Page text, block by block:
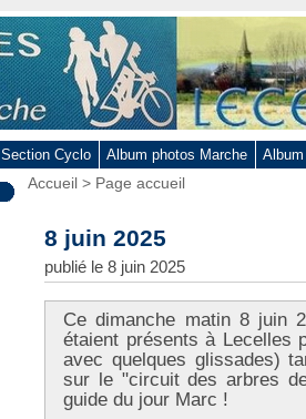
Section Cyclo Album photos Marche
Vous
Accueil > Page accueil
8 juin 2025
publié le 8 juin 2025
Ce dimanche matin 8 juin
étaient présents à Lecelles
avec quelques glissades)
sur le "circuit des arbres
guide du jour Marc !